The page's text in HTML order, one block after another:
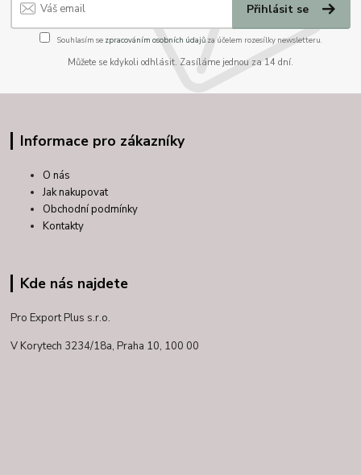
Přihlásit se
Souhlasím se zpracováním osobních údajůza účelem rozesílky newsletteru.
Můžete se kdykoli odhlásit. Zasíláme jednou za 14 dní.
Informace pro zákazníky
O nás
Jak nakupovat
Obchodní podmínky
Kontakty
Kde nás najdete
Pro Export Plus s.r.o.
V Korytech 3234/18a, Praha 10, 100 00